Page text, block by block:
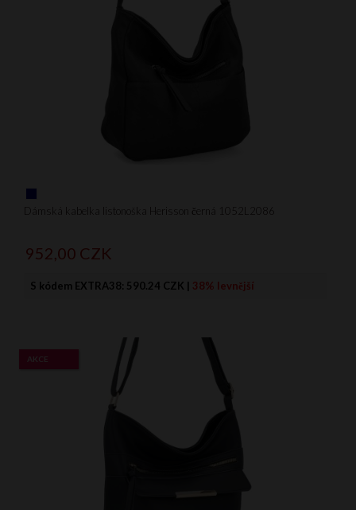
Dámská kabelka listonoška Herisson černá 1052L2086
952,00 CZK
S kódem EXTRA38: 590.24 CZK | 38% levnější
AKCE